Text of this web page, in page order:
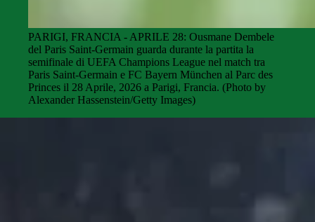
PARIGI, FRANCIA - APRILE 28: Ousmane Dembele
del Paris Saint-Germain guarda durante la partita la
semifinale di UEFA Champions League nel match tra
Paris Saint-Germain e FC Bayern München al Parc des
Princes il 28 Aprile, 2026 a Parigi, Francia. (Photo by
Alexander Hassenstein/Getty Images)